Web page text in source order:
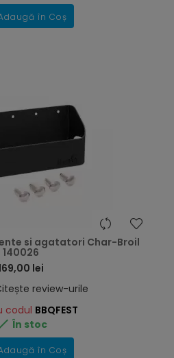
în Coș
si agatatori Char-Broil
140026
lei
review-urile
codul BBQFEST
În stoc
în Coș